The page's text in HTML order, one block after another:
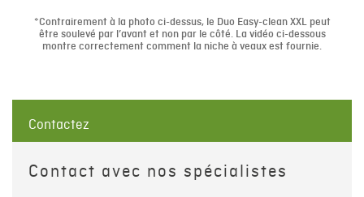
*Contrairement à la photo ci-dessus, le Duo Easy-clean XXL peut
être soulevé par l’avant et non par le côté. La vidéo ci-dessous
montre correctement comment la niche à veaux est fournie.
Contactez
Contact avec nos spécialistes